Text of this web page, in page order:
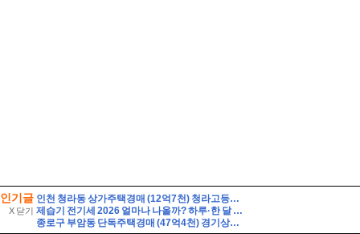
인기글
X 닫기
인천 청라동 상가주택경매 (12억7천) 청라고등학교인근 대지86평 건물129평 3층 다가구 근린주택 유찰1회 인천청라상가주택 법원경매 매매
제습기 전기세 2026 얼마나 나올까? 하루·한 달 전기요금 계산법 총정리
종로구 부암동 단독주택경매 (47억4천) 경기상고인근 대지260평 건물60평 2층주택 유찰1회 종로구부암동단독주택 부동산경매 매물건